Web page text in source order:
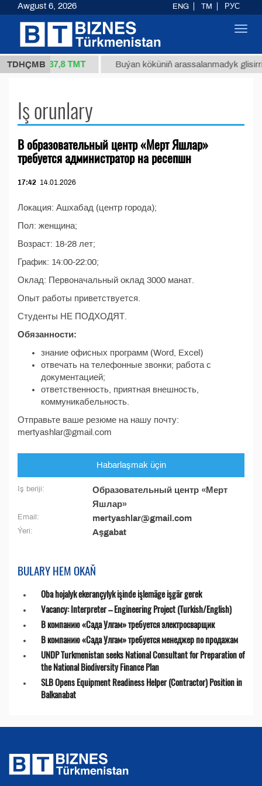
TDHÇMB
1 (kg.) 37,8 ТМТ Buýan köküniň arassalanmadyk
Iş orunlary
В образовательный центр «Мерт Яшлар»
требуется администратор на ресепшн
17:42 14.01.2026
Локация: Ашхабад (центр города);
Пол: женщина;
Возраст: 18-28 лет;
График: 14:00-22:00;
Оклад: Первоначальный оклад 3000 манат.
Опыт работы приветствуется.
Студенты НЕ ПОДХОДЯТ.
Обязанности:
знание офисных программ (Word, Excel)
отвечать на телефонные звонки; работа с
документацией;
ответственность, приятная внешность,
коммуникабельность.
Отправьте ваше резюме на нашу почту:
mertyashlar@gmail.com
Habarlaşmak üçin
Iş beriji:
Образовательный центр «Мерт
Яшлар»
Email: mertyashlar@gmail.com
Ýeri: Aşgabat
BULARY HEM OKAŇ
Oba hojalyk ekerançylyk işinde işlemäge işgär gerek
Vacancy: Interpreter – Engineering Project (Turkish/English)
В компанию «Сада Улгам» требуется электросварщик
В компанию «Сада Улгам» требуется менеджер по продажам
UNDP Turkmenistan seeks National Consultant for Preparation of
the National Biodiversity Finance Plan
SLB Opens Equipment Readiness Helper (Contractor) Position in
Balkanabat
Awgust 6, 2026 ENG TM РУС